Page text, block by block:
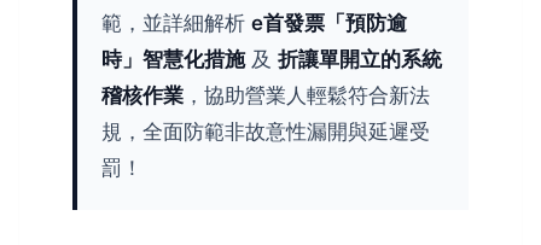
範，並詳細解析 e首發票「預防逾
時」智慧化措施及 折讓單開立的系統
稽核作業 ，協助營業人輕鬆符合新法
規，全面防範非故意性漏開與延遲受
罰！